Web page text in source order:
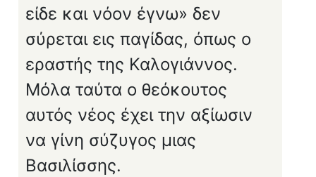
είδε και νόον έγνω» δεν
σύρεται εις παγίδας, όπως ο
εραστής της Καλο­γιάννος.
Μόλα ταύτα ο θεόκουτος
αυτός νέος έχει την αξίωσιν
να γίνη σύζυγος μιας
Βασιλίσσης.